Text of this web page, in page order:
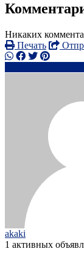
Никаких
Печать
akaki
1 активных